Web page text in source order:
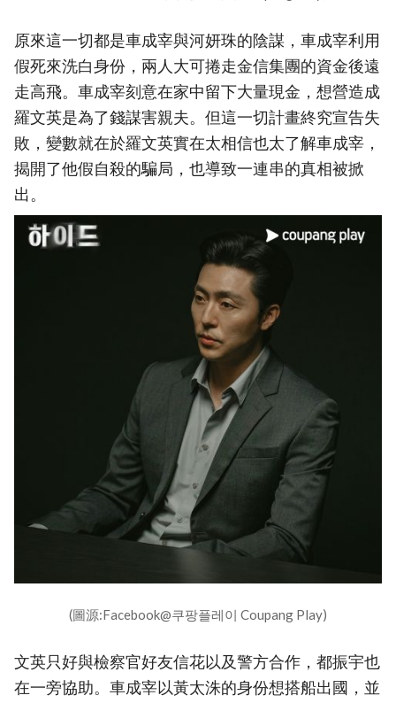
原來這一切都是車成宰與河妍珠的陰謀，車成宰利用
假死來洗白身份，兩人大可捲走金信集團的資金後遠
走高飛。車成宰刻意在家中留下大量現金，想營造成
羅文英是為了錢謀害親夫。但這一切計畫終究宣告失
敗，變數就在於羅文英實在太相信也太了解車成宰，
揭開了他假自殺的騙局，也導致一連串的真相被掀
出。
(圖源:Facebook@쿠팡플레이 Coupang Play)
文英只好與檢察官好友信花以及警方合作，都振宇也
在一旁協助。車成宰以黃太洙的身份想搭船出國，並